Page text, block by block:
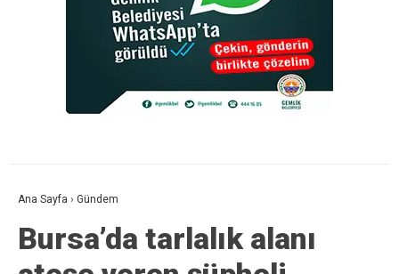
Ana Sayfa › Gündem
Bursa’da tarlalık alanı